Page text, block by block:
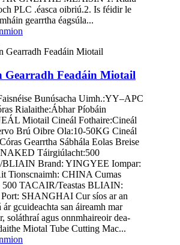
PLC .éasca oibriú.2. Is féidir le
gearrtha éagsúla...
mion
Gearradh Feadáin Miotail
Bunúsacha Uimh.:YY–APC
Rialaithe:Ábhar Píobáin
Miotail Cineál Fothaire:Cineál
Brú Oibre Ola:10-50KG Cineál
Gearrtha Sábhála Eolas Breise
Táirgiúlacht:500
Brand: YINGYEE Iompar:
Tionscnaimh: CHINA Cumas
500 TACAIR/Teastas BLIAIN:
SHANGHAI Cur síos ar an
gcuideachta san áireamh mar
soláthraí agus onnmhaireoir dea-
Miotal Tube Cutting Mac...
mion